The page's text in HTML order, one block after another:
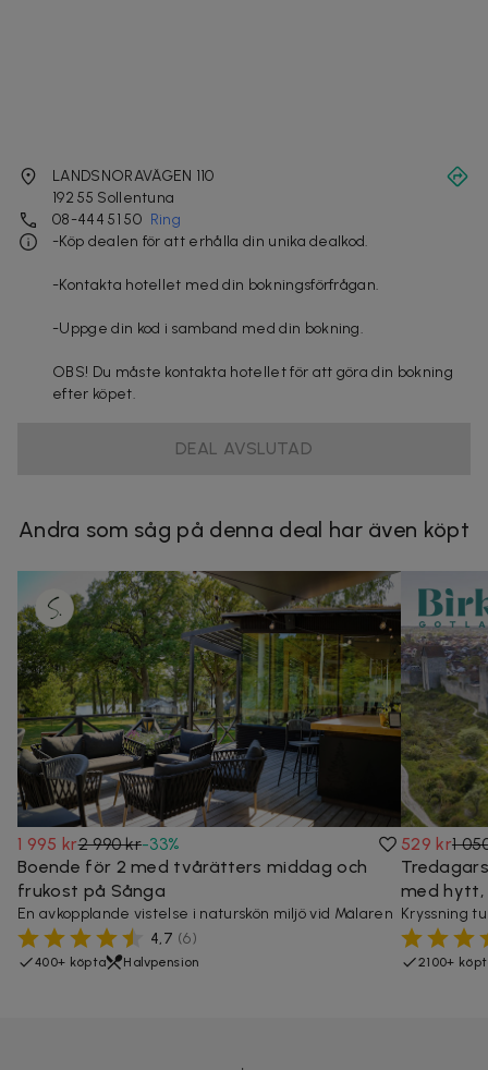
LANDSNORAVÄGEN 110
192 55 Sollentuna
08-444 51 50 Ring
-Köp dealen för att erhålla din unika dealkod.
-Kontakta hotellet med din bokningsförfrågan.
-Uppge din kod i samband med din bokning.
OBS! Du måste kontakta hotellet för att göra din bokning
efter köpet.
DEAL AVSLUTAD
Andra som såg på denna deal har även köpt
1 995 kr2 990 kr-33%
Boende för 2 med tvårätters middag och
frukost på Sånga
En avkopplande vistelse i naturskön miljö vid Mälaren
4,7 (6)
400+ köpta Halvpension
529 kr1
med hytt,
Kryssning
2100+